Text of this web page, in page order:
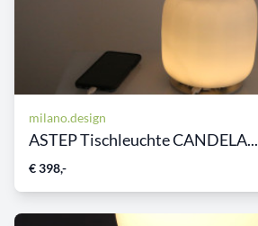
milano.design
ASTEP Tischleuchte CANDELA...
€ 398,-